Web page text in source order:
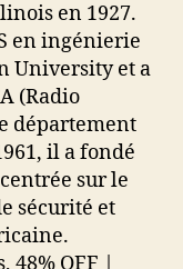
en 1927.
en ingénierie
University et a
(Radio
département
il a fondé
sur le
sécurité et